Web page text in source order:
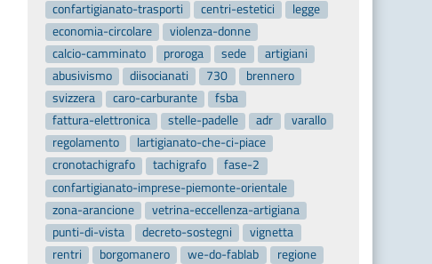
confartigianato-trasporti
centri-estetici
legge
economia-circolare
violenza-donne
calcio-camminato
proroga sede
artigiani
abusivismo
diisocianati 730
brennero
svizzera
caro-carburante
fsba
fattura-elettronica
stelle-padelle adr
varallo
regolamento
lartigianato-che-ci-piace
cronotachigrafo
tachigrafo
fase-2
confartigianato-imprese-piemonte-orientale
zona-arancione
vetrina-eccellenza-artigiana
punti-di-vista
decreto-sostegni
vignetta
rentri
borgomanero we-do-fablab
regione